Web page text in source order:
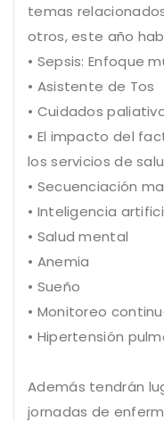
temas
otros, este año
• Sepsis: Enfoque
• Asistente de Tos
• Cuidados
• El impacto del
los servicios de
• Secuenciación
• Inteligencia
• Salud mental
• Anemia
• Sueño
• Monitoreo
• Hipertensión
Además tendrán
jornadas de